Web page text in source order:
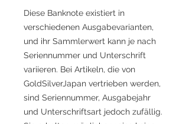
Diese Banknote existiert in
verschiedenen Ausgabevarianten,
und ihr Sammlerwert kann je nach
Seriennummer und Unterschrift
variieren. Bei Artikeln, die von
GoldSilverJapan vertrieben werden,
sind Seriennummer, Ausgabejahr
und Unterschriftsart jedoch zufällig.